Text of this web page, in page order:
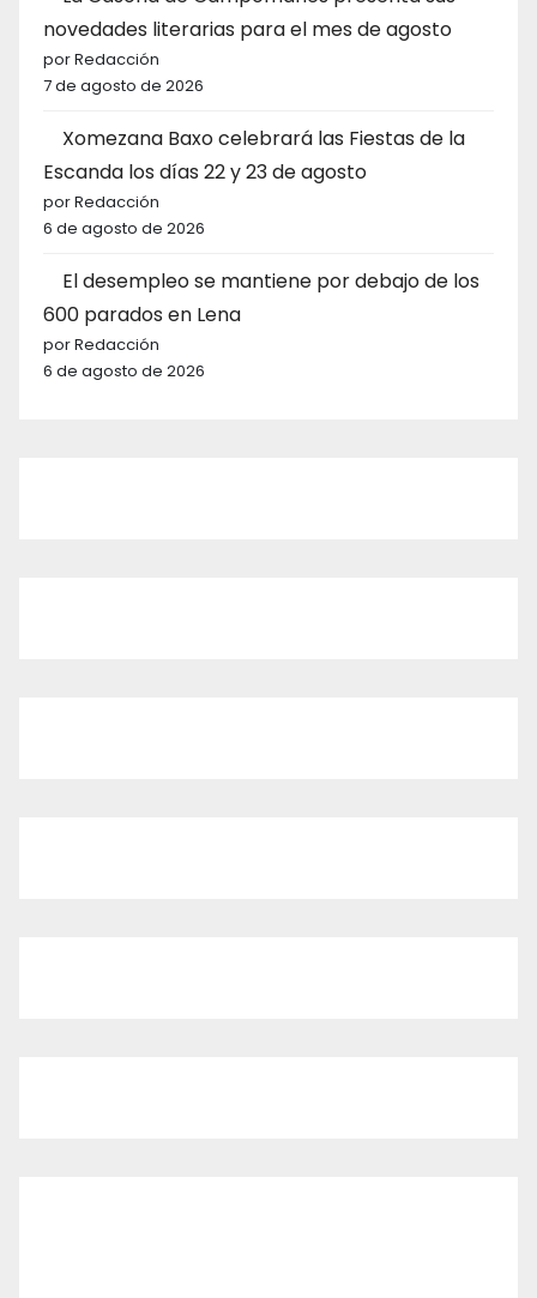
novedades literarias para el mes de agosto
por Redacción
7 de agosto de 2026
Xomezana Baxo celebrará las Fiestas de la
Escanda los días 22 y 23 de agosto
por Redacción
6 de agosto de 2026
El desempleo se mantiene por debajo de los
600 parados en Lena
por Redacción
6 de agosto de 2026